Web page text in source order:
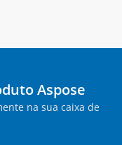
Aspose
na sua caixa de